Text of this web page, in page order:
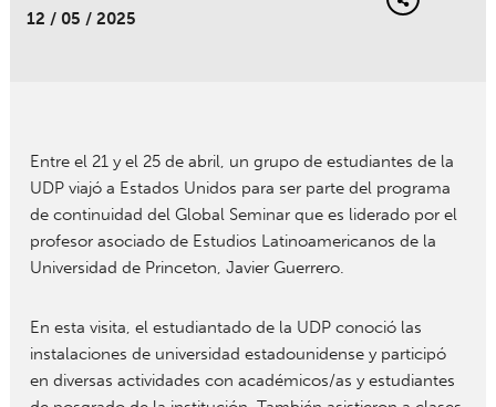
12 / 05 / 2025
Entre el 21 y el 25 de abril, un grupo de estudiantes de la
UDP viajó a Estados Unidos para ser parte del programa
de continuidad del Global Seminar que es liderado por el
profesor asociado de Estudios Latinoamericanos de la
Universidad de Princeton, Javier Guerrero.
En esta visita, el estudiantado de la UDP conoció las
instalaciones de universidad estadounidense y participó
en diversas actividades con académicos/as y estudiantes